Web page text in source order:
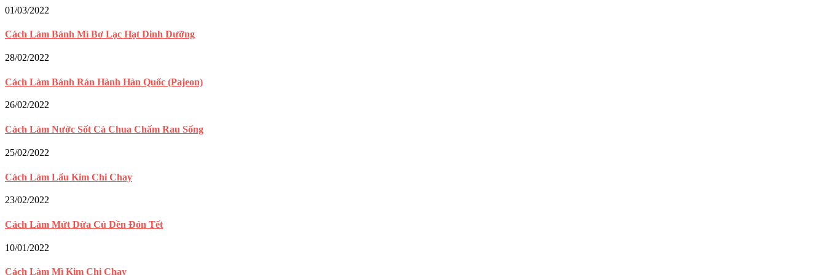
01/03/2022
Cách Làm Bánh Mì Bơ Lạc Hạt Dinh Dưỡng
28/02/2022
Cách Làm Bánh Rán Hành Hàn Quốc (Pajeon)
26/02/2022
Cách Làm Nước Sốt Cà Chua Chấm Rau Sống
25/02/2022
Cách Làm Lẩu Kim Chi Chay
23/02/2022
Cách Làm Mứt Dừa Củ Dền Đón Tết
10/01/2022
Cách Làm Mì Kim Chi Chay